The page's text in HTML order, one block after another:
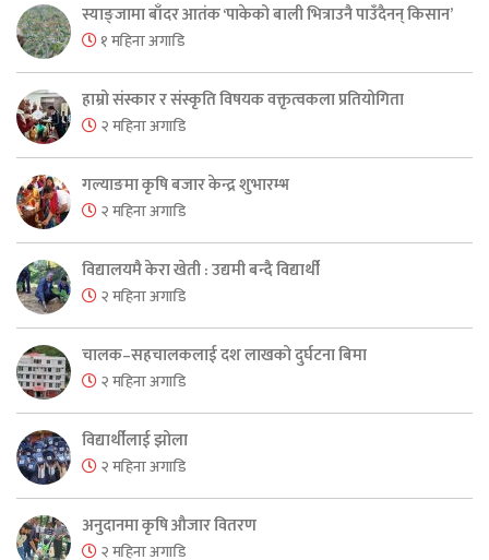
स्याङ्जामा बाँदर आतंक ‘पाकेको बाली भित्राउनै पाउँदैनन् किसान’
१ महिना अगाडि
हाम्रो संस्कार र संस्कृति विषयक वक्तृत्वकला प्रतियोगिता
२ महिना अगाडि
गल्याङमा कृषि बजार केन्द्र शुभारम्भ
२ महिना अगाडि
विद्यालयमै केरा खेती : उद्यमी बन्दै विद्यार्थी
२ महिना अगाडि
चालक–सहचालकलाई दश लाखको दुर्घटना बिमा
२ महिना अगाडि
विद्यार्थीलाई झोला
२ महिना अगाडि
अनुदानमा कृषि औजार वितरण
२ महिना अगाडि